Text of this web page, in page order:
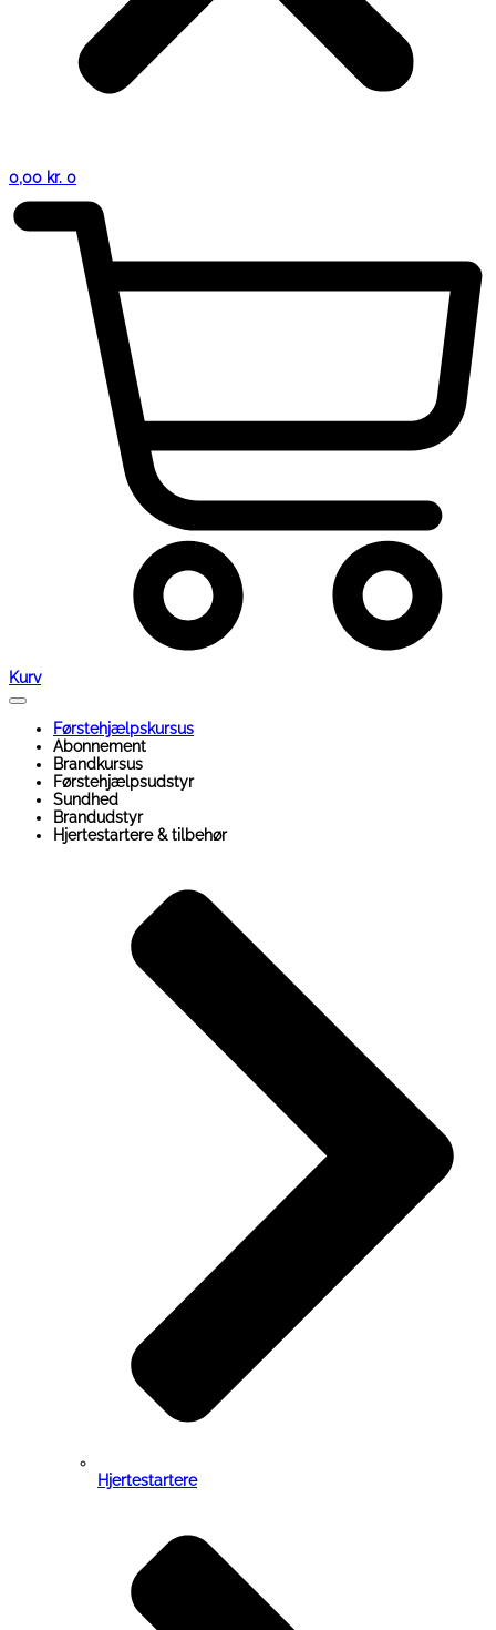
0,00 kr. 0
Kurv
Førstehjælpskursus
Abonnement
Brandkursus
Førstehjælpsudstyr
Sundhed
Brandudstyr
Hjertestartere & tilbehør
Hjertestartere